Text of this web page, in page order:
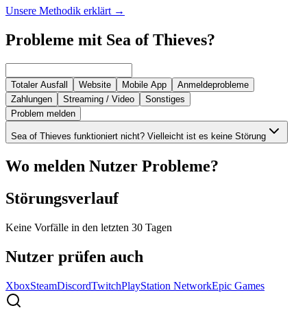
Unsere Methodik erklärt →
Probleme mit Sea of Thieves?
Totaler Ausfall Website Mobile App
Anmeldeprobleme
Zahlungen
Streaming / Video
Sonstiges
Problem melden
Sea of Thieves funktioniert nicht? Vielleicht ist es keine Störung
Wo melden Nutzer Probleme?
Störungsverlauf
Keine Vorfälle in den letzten 30 Tagen
Nutzer prüfen auch
XboxSteamDiscordTwitchPlayStation NetworkEpic Games